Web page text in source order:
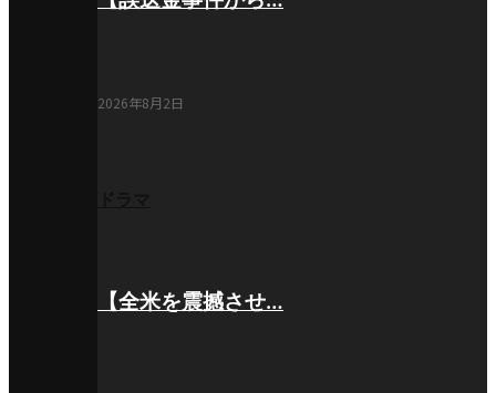
2026年8月2日
【全米を震撼させ…